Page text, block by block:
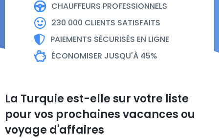
CHAUFFEURS PROFESSIONNELS
230 000 CLIENTS SATISFAITS
PAIEMENTS SÉCURISÉS EN LIGNE
ÉCONOMISER JUSQU'À 45%
La Turquie est-elle sur votre liste
pour vos prochaines vacances ou
voyage d'affaires